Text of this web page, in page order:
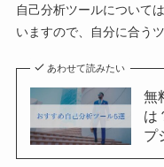
自己分析ツールについて
いますので、自分に合う
あわせて読みたい
無
は
プ